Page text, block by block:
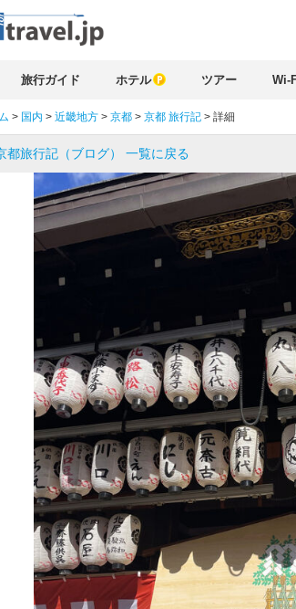
旅行ガイド ホテル ツアー Wi-
> 国内 > 近畿地方 > 京都 > 京都 旅行記 > 詳細
都旅行記（ブログ） 一覧に戻る